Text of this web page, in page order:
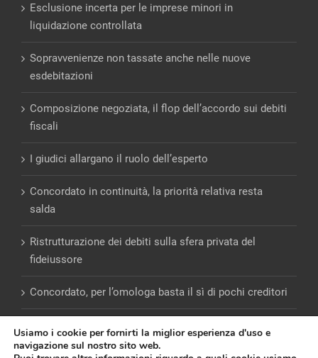
Esclusione incerta per le imprese minori in
liquidazione controllata
Sopravvenienze non tassate anche nelle nuove
esdebitazioni
Composizione negoziata, il flop dell’accordo sui debiti
fiscali
I giudici allargano il ruolo dell’esperto
Concordato in continuità, la priorità relativa resta
salda
Ristrutturazione dei debiti sulla sfera privata del
fideiussore
Concordato, per l’omologa basta il sì di pochi creditori
Usiamo i cookie per fornirti la miglior esperienza d'uso e
navigazione sul nostro sito web.